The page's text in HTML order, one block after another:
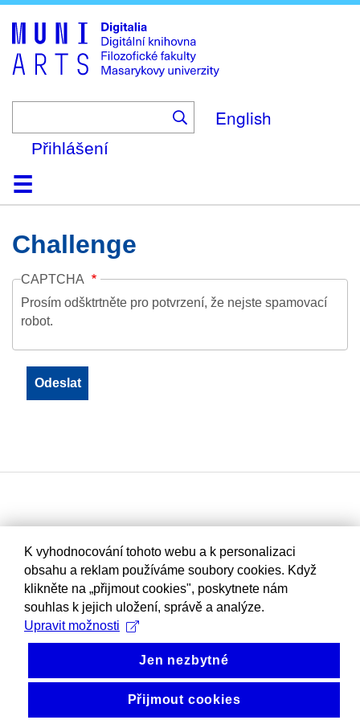
to
main
content
English
Přihlášení
DomůKolekce
Prohlížení
Vyhledávání
O platformě
Nápověda
KontaktDigitalia
Challenge
CAPTCHA
Prosím odšktrtněte pro potvrzení, že nejste spamovací
robot.
K vyhodnocování tohoto webu a k personalizaci
obsahu a reklam používáme soubory cookies. Když
klikněte na „přijmout cookies", poskytnete nám
souhlas k jejich uložení, správě a analýze.
Upravit možnosti
Jen nezbytné
Přijmout cookies